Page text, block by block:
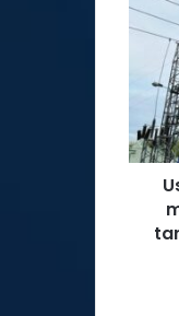
hasta
veces
más
el
valor
activos